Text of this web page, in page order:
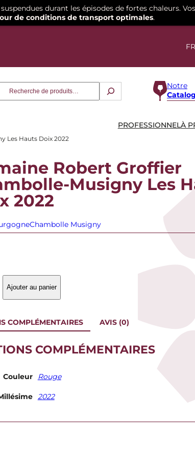
Notre
PROFESSIONNELÀ
Les Hauts Doix 2022
Robert Groffier
Musigny Les
2022
Chambolle Musigny
Ajouter au panier
COMPLÉMENTAIRES AVIS (0)
COMPLÉMENTAIRES
Couleur Rouge
2022
durant les épisodes de fortes chaleurs. Vos
de conditions de transport optimales.